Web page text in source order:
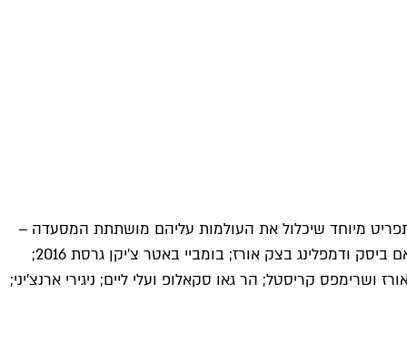
מיוחד שיכלול את העולמות עליהם מושתתת המסעדה –
תאילנדי, ויטנאמי, קוריאני, הודי ויפני – עם מנות שייצאו רק באותו הערב: לופ ויאטנמי פרייד פיש, רוטב מלפפון וחרדל ויאטנמי; טום יאם ביסק ודמפלינג בצק אורז; בומביי באטר צ׳יקן גרסת 2016;
קריסטל; הר גאו סקאלופ ועלי ליים; ניגירי ארנצ׳יני;